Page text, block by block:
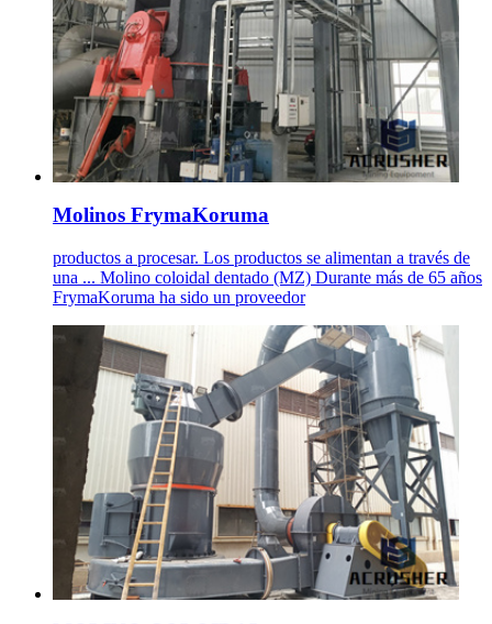
Molinos FrymaKoruma
productos a procesar. Los productos se alimentan a través de
una ... Molino coloidal dentado (MZ) Durante más de 65 años
FrymaKoruma ha sido un proveedor